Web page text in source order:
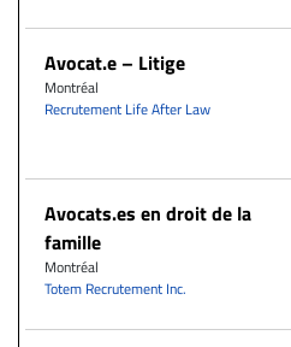
Avocat.e – Litige
Montréal
Recrutement Life After Law
Avocats.es en droit de la
famille
Montréal
Totem Recrutement Inc.